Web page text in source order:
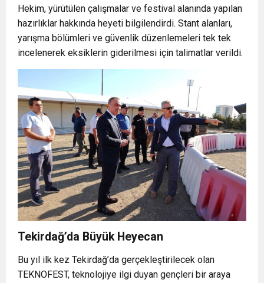
Hekim, yürütülen çalışmalar ve festival alanında yapılan
hazırlıklar hakkında heyeti bilgilendirdi. Stant alanları,
yarışma bölümleri ve güvenlik düzenlemeleri tek tek
incelenerek eksiklerin giderilmesi için talimatlar verildi.
Tekirdağ’da Büyük Heyecan
Bu yıl ilk kez Tekirdağ’da gerçekleştirilecek olan
TEKNOFEST, teknolojiye ilgi duyan gençleri bir araya